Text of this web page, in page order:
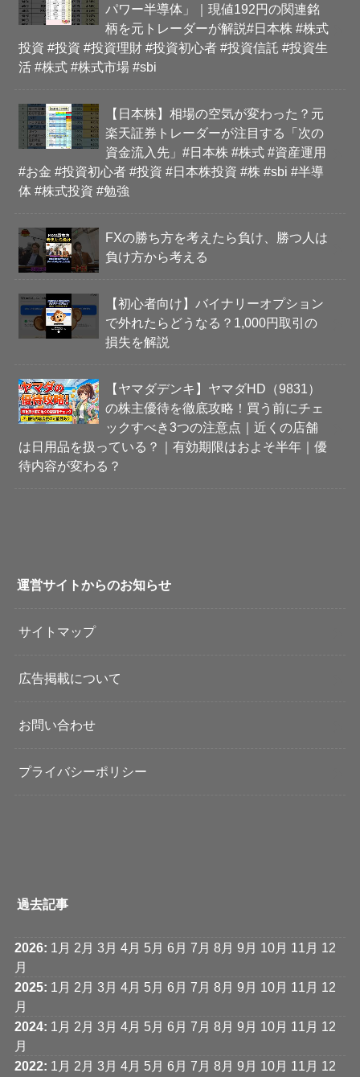
パワー半導体」｜現値192円の関連銘
柄を元トレーダーが解説#日本株 #株式
投資 #投資 #投資理財 #投資初心者 #投資信託 #投資生
活 #株式 #株式市場 #sbi
【日本株】相場の空気が変わった？元
楽天証券トレーダーが注目する「次の
資金流入先」#日本株 #株式 #資産運用
#お金 #投資初心者 #投資 #日本株投資 #株 #sbi #半導
体 #株式投資 #勉強
FXの勝ち方を考えたら負け、勝つ人は
負け方から考える
【初心者向け】バイナリーオプション
で外れたらどうなる？1,000円取引の
損失を解説
【ヤマダデンキ】ヤマダHD（9831）
の株主優待を徹底攻略！買う前にチェ
ックすべき3つの注意点｜近くの店舗
は日用品を扱っている？｜有効期限はおよそ半年｜優
待内容が変わる？
運営サイトからのお知らせ
サイトマップ
広告掲載について
お問い合わせ
プライバシーポリシー
過去記事
2026: 1月 2月 3月 4月 5月 6月 7月 8月 9月 10月 11月 12
月
2025: 1月 2月 3月 4月 5月 6月 7月 8月 9月 10月 11月 12
月
2024: 1月 2月 3月 4月 5月 6月 7月 8月 9月 10月 11月 12
月
2022: 1月 2月 3月 4月 5月 6月 7月 8月 9月 10月 11月 12